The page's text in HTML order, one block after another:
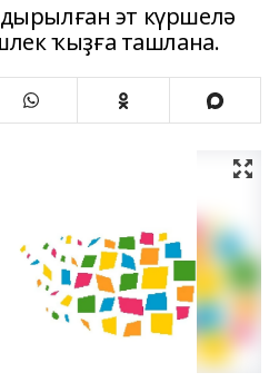
эт күршелә
ҡыҙға ташлана.